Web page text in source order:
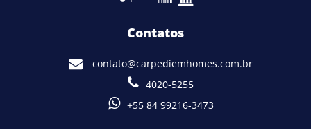
Contatos
contato@carpediemhomes.com.br
4020-5255
+55 84 99216-3473